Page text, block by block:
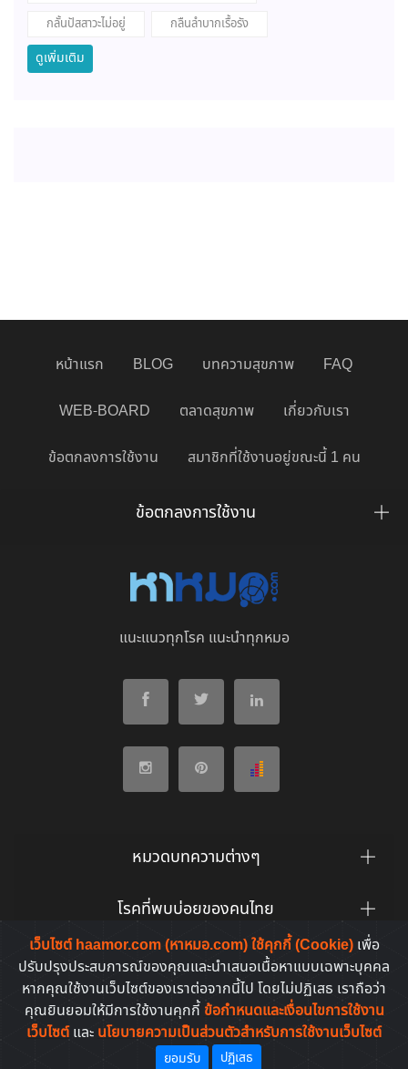
กลั้นปัสสาวะไม่อยู่
กลืนลำบากเรื้อรัง
ดูเพิ่มเติม
เว็บไซต์ haamor.com (หาหมอ.com) ใช้คุกกี้ (Cookie) เพื่อ
ปรับปรุงประสบการณ์ของคุณและนำเสนอเนื้อหาแบบเฉพาะบุคคล
หากคุณใช้งานเว็บไซต์ของเราต่อจากนี้ไป โดยไม่ปฏิเสธ เราถือว่า
คุณยินยอมให้มีการใช้งานคุกกี้ ข้อกำหนดและเงื่อนไขการใช้งาน
เว็บไซต์และ นโยบายความเป็นส่วนตัวสำหรับการใช้งานเว็บไซต์
ยอมรับ ปฏิเสธ
หน้าแรก BLOG บทความสุขภาพ FAQ
WEB-BOARD ตลาดสุขภาพ เกี่ยวกับเรา
ข้อตกลงการใช้งาน สมาชิกที่ใช้งานอยู่ขณะนี้ 1 คน
ข้อตกลงการใช้งาน
แนะแนวทุกโรค แนะนำทุกหมอ
หมวดบทความต่างๆ
โรคที่พบบ่อยของคนไทย
ยาที่คนไทยค้นหาบ่อย
Copyright © 2011-2026. All rights reserved | by